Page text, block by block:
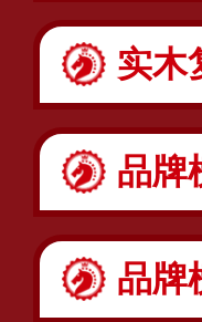
实木复
品牌榜
品牌榜